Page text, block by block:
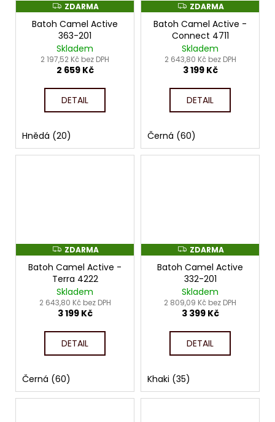
Z
D
A
R
M
A
ZDARMA
Batoh Camel Active
363-201
Skladem
2 197,52 Kč bez DPH
2 659 Kč
DETAIL
Hnědá (20)
Z
D
A
M
A
ZDARMA
Batoh Camel Active -
Connect 4711
Skladem
2 643,80 Kč bez DPH
3 199 Kč
DETAIL
Černá (60)
Z
D
A
M
A
ZDARMA
Batoh Camel Active -
Terra 4222
Skladem
2 643,80 Kč bez DPH
3 199 Kč
DETAIL
Černá (60)
Z
D
A
R
M
A
ZDARMA
Batoh Camel Active
332-201
Skladem
2 809,09 Kč bez DPH
3 399 Kč
DETAIL
Khaki (35)